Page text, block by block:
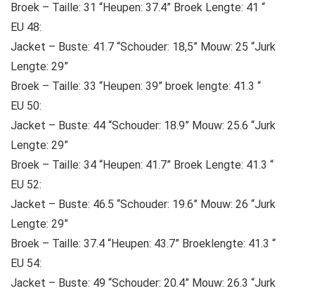
Broek – Taille: 31 “Heupen: 37.4” Broek Lengte: 41 “
EU 48:
Jacket – Buste: 41.7 “Schouder: 18,5” Mouw: 25 “Jurk
Lengte: 29”
Broek – Taille: 33 “Heupen: 39” broek lengte: 41.3 “
EU 50:
Jacket – Buste: 44 “Schouder: 18.9” Mouw: 25.6 “Jurk
Lengte: 29”
Broek – Taille: 34 “Heupen: 41.7” Broek Lengte: 41.3 “
EU 52:
Jacket – Buste: 46.5 “Schouder: 19.6” Mouw: 26 “Jurk
Lengte: 29”
Broek – Taille: 37.4 “Heupen: 43.7” Broeklengte: 41.3 “
EU 54:
Jacket – Buste: 49 “Schouder: 20.4” Mouw: 26.3 “Jurk